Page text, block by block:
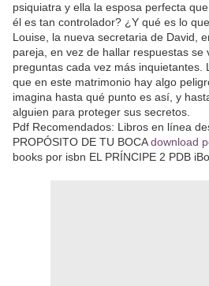
psiquiatra y ella la esposa perfecta
él es tan controlador? ¿Y qué es lo
Louise, la nueva secretaria de David,
pareja, en vez de hallar respuestas se
preguntas cada vez más inquietantes.
que en este matrimonio hay algo
imagina hasta qué punto es así, y
alguien para proteger sus secretos.
Pdf Recomendados: Libros en línea
PROPÓSITO DE TU BOCAdownload
books por isbn EL PRÍNCIPE 2 PDB